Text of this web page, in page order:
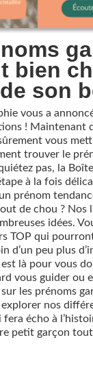
bien
son
vous a
! Maintenant
vous
trouver le
pas, la
à la fois
prénom
de chou ? Nos
idées.
TOP qui
d’un peu plus
là pour vous
vous guider ou
les prénoms
explorer nos
écho à
petit garçon tout